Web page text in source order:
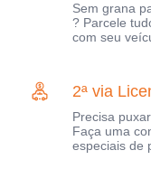
Sem grana
? Parcele
com seu
2ª via
Precisa
Faça uma
especiais de